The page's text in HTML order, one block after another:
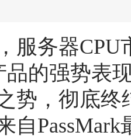
服务器
品的强势表
势，彻底
自